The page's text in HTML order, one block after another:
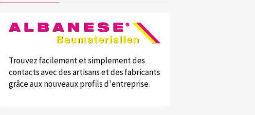
Trouvez facilement et simplement des
contacts avec des artisans et des fabricants
grâce aux nouveaux profils d'entreprise.